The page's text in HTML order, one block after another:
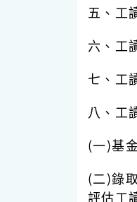
五、工
六、工
七、工
八、工
(一)基
(二)錄
評估工